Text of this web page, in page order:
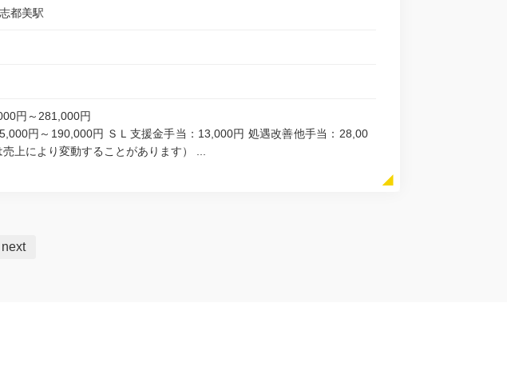
都美駅
円～281,000円
円～190,000円 ＳＬ支援金手当：13,000円 処遇改善他手当：28,00
上により変動することがあります） ...
next